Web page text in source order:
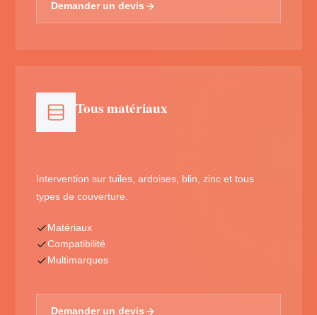
Demander un devis
Tous matériaux
Intervention sur tuiles, ardoises, blin, zinc et tous
types de couverture.
Matériaux
Compatibilité
Multimarques
Demander un devis